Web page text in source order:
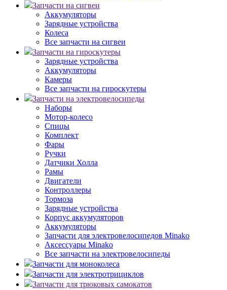
Запчасти на сигвеи
Аккумуляторы
Зарядные устройства
Колеса
Все запчасти на сигвеи
Запчасти на гироскутеры
Зарядные устройства
Аккумуляторы
Камеры
Все запчасти на гироскутеры
Запчасти на электровелосипеды
Наборы
Мотор-колесо
Спицы
Комплект
Фары
Ручки
Датчики Холла
Рамы
Двигатели
Контроллеры
Тормоза
Зарядные устройства
Корпус аккумуляторов
Аккумуляторы
Запчасти для электровелосипедов Minako
Аксессуары Minako
Все запчасти на электровелосипеды
Запчасти для моноколеса
Запчасти для электротрициклов
Запчасти для трюковых самокатов